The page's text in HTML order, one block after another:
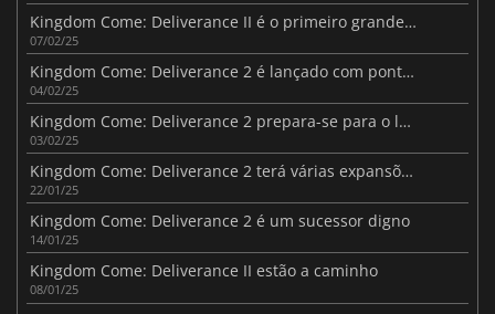
Kingdom Come: Deliverance II é o primeiro grande êxito do ano
07/02/25
Kingdom Come: Deliverance 2 é lançado com pontuações sólidas
04/02/25
Kingdom Come: Deliverance 2 prepara-se para o lançamento com uma recapitulação
03/02/25
Kingdom Come: Deliverance 2 terá várias expansões
22/01/25
Kingdom Come: Deliverance 2 é um sucessor digno
14/01/25
Kingdom Come: Deliverance II estão a caminho
08/01/25